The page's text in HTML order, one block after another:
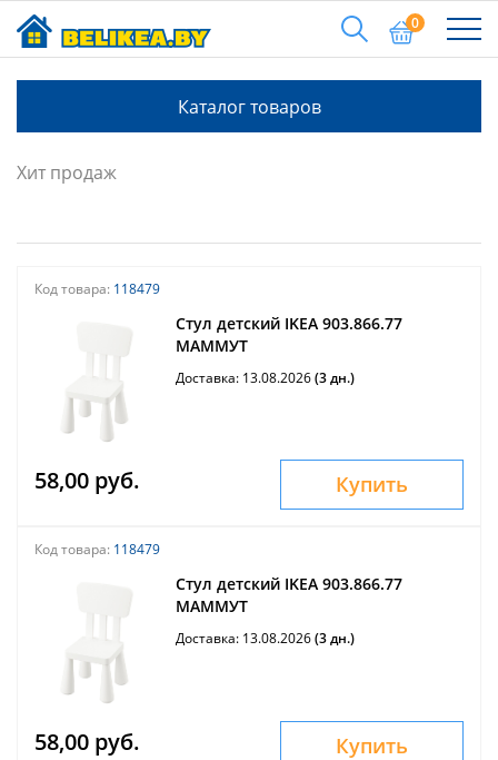
0
Каталог товаров
Хит продаж
Код товара: 118479
Стул детский IKEA 903.866.77
МАММУТ
Доставка: 13.08.2026(3 дн.)
58,00 руб. Купить
Код товара: 118479
Стул детский IKEA 903.866.77
МАММУТ
Доставка: 13.08.2026(3 дн.)
58,00 руб. Купить